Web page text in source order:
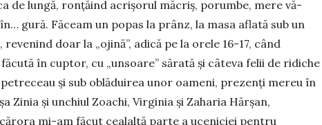
de lungă, ron­țăind acrișorul măcriș, porumbe, mere vă­
gură. Făceam un popas la prânz, la masa aflată sub un
doar la „ojină”, adică pe la orele 16-17, când
în cup­tor, cu „unsoare” sărată și câteva felii de ri­diche
și sub oblăduirea unor oameni, prezenți me­reu în
Zinia și unchiul Zoachi, Virginia și Zaharia Hăr­șan,
mi-am făcut cealaltă parte a uceniciei pentru